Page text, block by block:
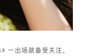
一出场就备受关注，